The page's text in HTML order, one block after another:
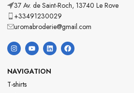
37 Av. de Saint-Roch, 13740 Le Rove
+33491230029
uromabroderie@gmail.com
NAVIGATION
T-shirts